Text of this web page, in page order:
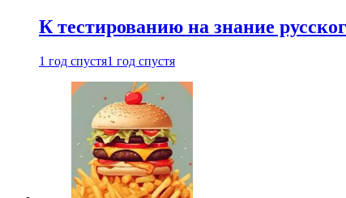
К тестированию на знание
1 год спустя1 год спустя